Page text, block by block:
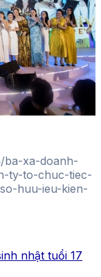
ba-xa-doanh-
ty-to-chuc-tiec-
huu-ieu-kien-
nhật tuổi 17